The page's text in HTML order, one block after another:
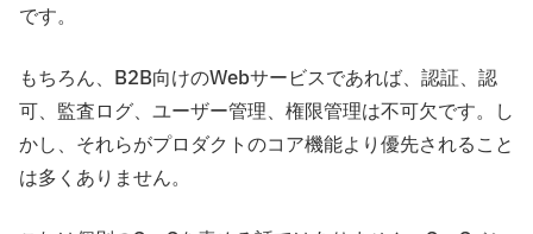
です。
もちろん、B2B向けのWebサービスであれば、認証、認
可、監査ログ、ユーザー管理、権限管理は不可欠です。し
かし、それらがプロダクトのコア機能より優先されること
は多くありません。